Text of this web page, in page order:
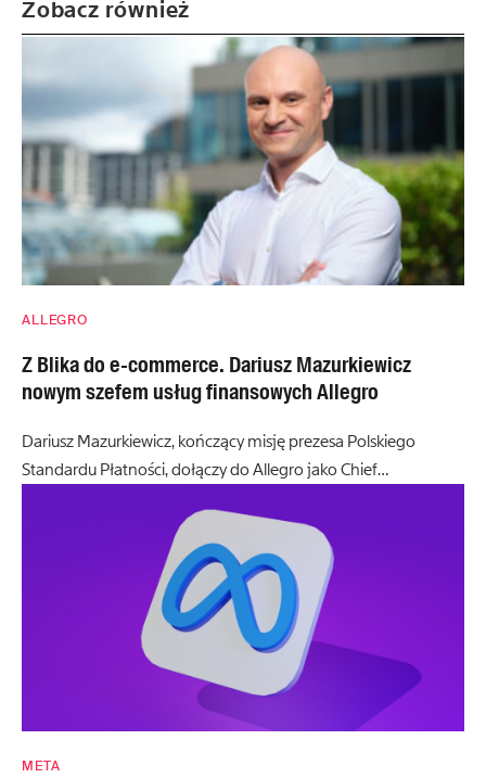
Zobacz również
ALLEGRO
Z Blika do e-commerce. Dariusz Mazurkiewicz
nowym szefem usług finansowych Allegro
Dariusz Mazurkiewicz, kończący misję prezesa Polskiego
Standardu Płatności, dołączy do Allegro jako Chief…
META